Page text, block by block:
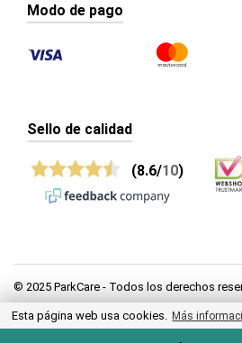
Modo de pago
Sello de calidad
(8.6/10)
© 2025 ParkCare - Todos los derechos
Privacidad
Esta página web usa cookies. Más